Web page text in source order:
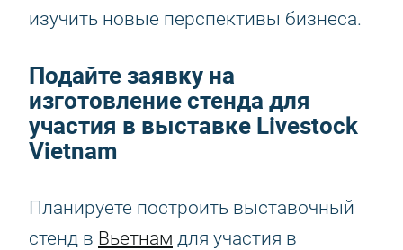
изучить новые перспективы бизнеса.
Подайте заявку на
изготовление стенда для
участия в выставке Livestock
Vietnam
Планируете построить выставочный
стенд в Вьетнам для участия в